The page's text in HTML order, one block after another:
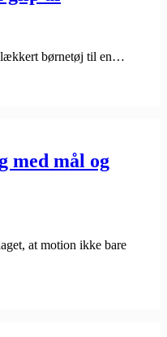
lækkert børnetøj til en…
med mål og
at motion ikke bare